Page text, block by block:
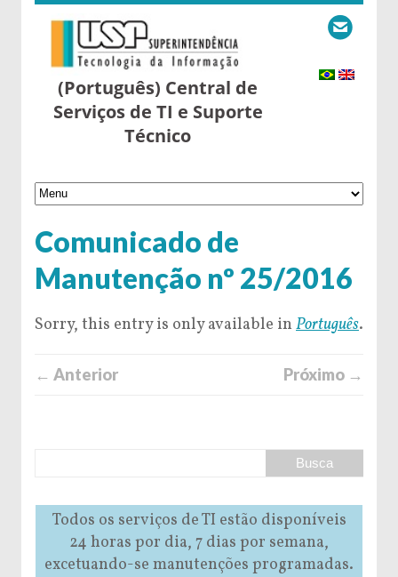
(Português) Central de
Serviços de TI e Suporte
Técnico
Comunicado de
Manutenção nº 25/2016
Sorry, this entry is only available in Português.
← Anterior Próximo →
Todos os serviços de TI estão disponíveis
24 horas por dia, 7 dias por semana,
excetuando-se manutenções programadas.